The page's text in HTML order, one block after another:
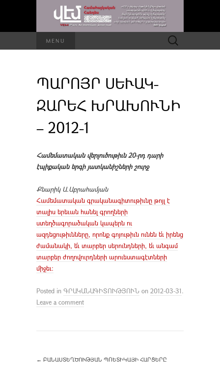
MENU Որոնել՝
ՊԱՐՈՅՐ ՍԵՒԱԿ-
ԶԱՐԵՀ ԽՐԱԽՈՒՆԻ
– 2012-1
Համեմատական վերլուծութիւն 20-րդ դարի
էպիքական երգի յատկանիշների շուրջ
Քնարիկ Ա.Աբրահամյան
Համեմատական գրականագիտութիւնը թոյլ է
տալիս երեւան հանել գրողների
ստեղծագորածական կապերն ու
ազդեցութիւնները, որոնք գոյութիւն ունեն ե՛ւ իրենց
ժամանակի, ե՛ւ տարբեր սերունդների, ե՛ւ անգամ
տարբեր ժողովուրդների արուեստագէտների
միջեւ:
Posted in ԳՐԱԿԱՆԱԳԻՏՈՒԹՅՈՒՆ on 2012-03-31.
Leave a comment
← ԲԱՆԱՍՏԵՂԾՈՒԹՅԱՆ ՊՈԵՏԻԿԱՅԻ ՀԱՐՑԵՐԸ